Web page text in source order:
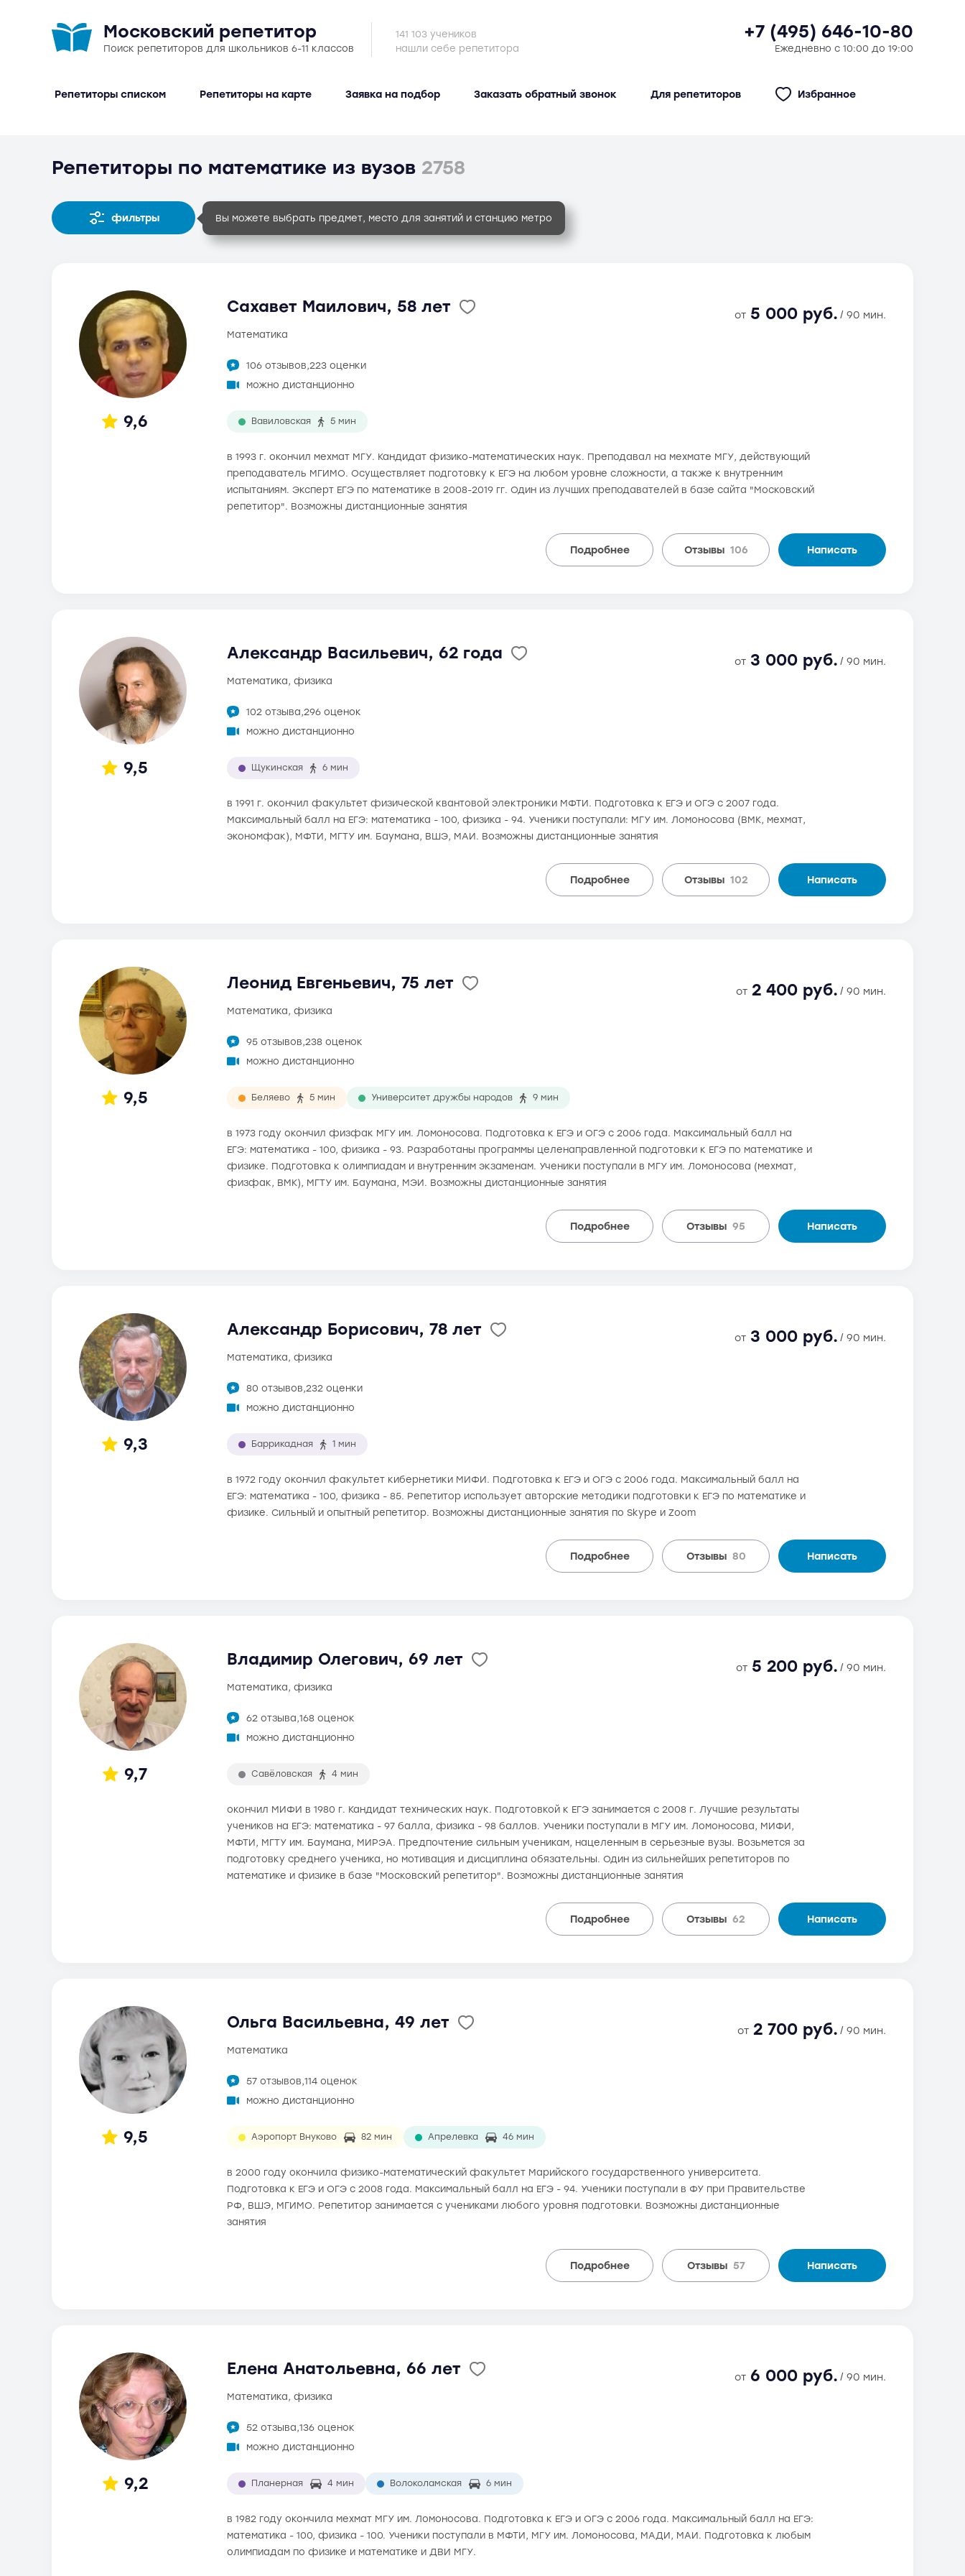
Московский репетитор +7 (495) 646-10-80
Поиск репетиторов для школьников 6-11 классов Ежедневно с 10:00 до 19:00
141 103 учеников
нашли себе репетитора
Репетиторы списком Репетиторы на карте Заявка на подбор Заказать обратный звонок Для репетиторов Избранное
Репетиторы по математике из вузов 2758
фильтры Вы можете выбрать предмет, место для занятий и станцию метро
9,6
Сахавет Маилович, 58 лет от 5 000 руб. / 90 мин.
математика
106 отзывов,223 оценки
можно дистанционно
Вавиловская 5 мин
в 1993 г. окончил мехмат МГУ. Кандидат физико-математических наук. Преподавал на мехмате МГУ, действующий
преподаватель МГИМО. Осуществляет подготовку к ЕГЭ на любом уровне сложности, а также к внутренним
испытаниям. Эксперт ЕГЭ по математике в 2008-2019 гг. Один из лучших преподавателей в базе сайта "Московский
репетитор". Возможны дистанционные занятия
Подробнее Отзывы 106 Написать
9,5
Александр Васильевич, 62 года от 3 000 руб. / 90 мин.
математика, физика
102 отзыва,296 оценок
можно дистанционно
Щукинская 6 мин
в 1991 г. окончил факультет физической квантовой электроники МФТИ. Подготовка к ЕГЭ и ОГЭ с 2007 года.
Максимальный балл на ЕГЭ: математика - 100, физика - 94. Ученики поступали: МГУ им. Ломоносова (ВМК, мехмат,
экономфак), МФТИ, МГТУ им. Баумана, ВШЭ, МАИ. Возможны дистанционные занятия
Подробнее Отзывы 102 Написать
9,5
Леонид Евгеньевич, 75 лет от 2 400 руб. / 90 мин.
математика, физика
95 отзывов,238 оценок
можно дистанционно
Беляево 5 мин Университет дружбы народов 9 мин
в 1973 году окончил физфак МГУ им. Ломоносова. Подготовка к ЕГЭ и ОГЭ с 2006 года. Максимальный балл на
ЕГЭ: математика - 100, физика - 93. Разработаны программы целенаправленной подготовки к ЕГЭ по математике и
физике. Подготовка к олимпиадам и внутренним экзаменам. Ученики поступали в МГУ им. Ломоносова (мехмат,
физфак, ВМК), МГТУ им. Баумана, МЭИ. Возможны дистанционные занятия
Подробнее Отзывы 95 Написать
9,3
Александр Борисович, 78 лет от 3 000 руб. / 90 мин.
математика, физика
80 отзывов,232 оценки
можно дистанционно
Баррикадная 1 мин
в 1972 году окончил факультет кибернетики МИФИ. Подготовка к ЕГЭ и ОГЭ с 2006 года. Максимальный балл на
ЕГЭ: математика - 100, физика - 85. Репетитор использует авторские методики подготовки к ЕГЭ по математике и
физике. Сильный и опытный репетитор. Возможны дистанционные занятия по Skype и Zoom
Подробнее Отзывы 80 Написать
9,7
Владимир Олегович, 69 лет от 5 200 руб. / 90 мин.
математика, физика
62 отзыва,168 оценок
можно дистанционно
Савёловская 4 мин
окончил МИФИ в 1980 г. Кандидат технических наук. Подготовкой к ЕГЭ занимается с 2008 г. Лучшие результаты
учеников на ЕГЭ: математика - 97 балла, физика - 98 баллов. Ученики поступали в МГУ им. Ломоносова, МИФИ,
МФТИ, МГТУ им. Баумана, МИРЭА. Предпочтение сильным ученикам, нацеленным в серьезные вузы. Возьмется за
подготовку среднего ученика, но мотивация и дисциплина обязательны. Один из сильнейших репетиторов по
математике и физике в базе "Московский репетитор". Возможны дистанционные занятия
Подробнее Отзывы 62 Написать
9,5
Ольга Васильевна, 49 лет от 2 700 руб. / 90 мин.
математика
57 отзывов,114 оценок
можно дистанционно
Аэропорт Внуково 82 мин Апрелевка 46 мин
в 2000 году окончила физико-математический факультет Марийского государственного университета.
Подготовка к ЕГЭ и ОГЭ с 2008 года. Максимальный балл на ЕГЭ - 94. Ученики поступали в ФУ при Правительстве
РФ, ВШЭ, МГИМО. Репетитор занимается с учениками любого уровня подготовки. Возможны дистанционные
занятия
Подробнее Отзывы 57 Написать
9,2
Елена Анатольевна, 66 лет от 6 000 руб. / 90 мин.
математика, физика
52 отзыва,136 оценок
можно дистанционно
Планерная 4 мин Волоколамская 6 мин
в 1982 году окончила мехмат МГУ им. Ломоносова. Подготовка к ЕГЭ и ОГЭ с 2006 года. Максимальный балл на ЕГЭ:
математика - 100, физика - 100. Ученики поступали в МФТИ, МГУ им. Ломоносова, МАДИ, МАИ. Подготовка к любым
олимпиадам по физике и математике и ДВИ МГУ.